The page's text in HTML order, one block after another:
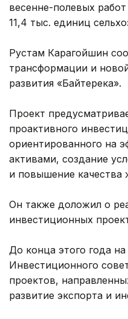
весенне-полевых
11,4 тыс. единиц
Рустам Карагойшин
трансформации и
развития «Байтерека».
Проект
проактивного
ориентированного на
активами, создание
и повышение качества
Он также доложил о
инвестиционных
До конца этого года
Инвестиционного
проектов,
развитие экспорта и